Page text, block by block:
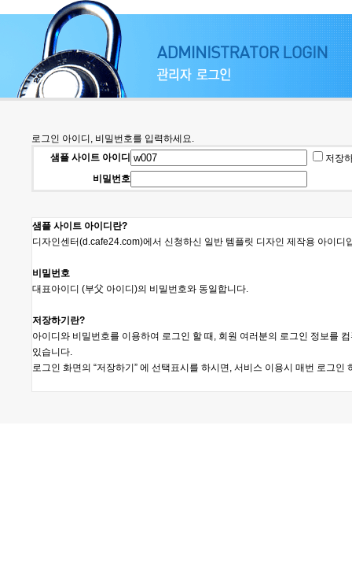
로그인 아이디, 비밀번호를 입력하세요.
샘플 사이트 아이디
저장
비밀번호
샘플 사이트 아이디란?
디자인센터(d.cafe24.com)에서 신청하신 일반 템플릿 디자인 제작용 아이디
비밀번호
대표아이디 (부父 아이디)의 비밀번호와 동일합니다.
저장하기란?
아이디와 비밀번호를 이용하여 로그인 할 때, 회원 여러분의 로그인 정보를
있습니다.
로그인 화면의 “저장하기” 에 선택표시를 하시면, 서비스 이용시 매번 로그인